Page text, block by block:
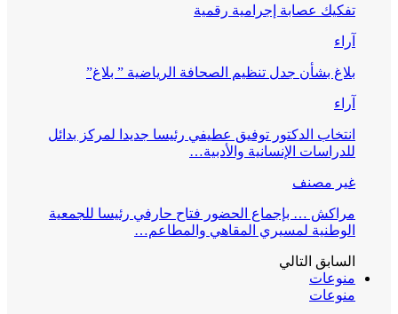
تفكيك عصابة إجرامية رقمية
آراء
بلاغ بشأن جدل تنظيم الصحافة الرياضية ” بلاغ”
آراء
انتخاب الدكتور توفيق عطيفي رئيسا جديدا لمركز بدائل
للدراسات الإنسانية والأدبية…
غير مصنف
مراكش … بإجماع الحضور فتاح حارفي رئيسا للجمعية
الوطنية لمسيري المقاهي والمطاعم…
السابق التالي
منوعات
منوعات